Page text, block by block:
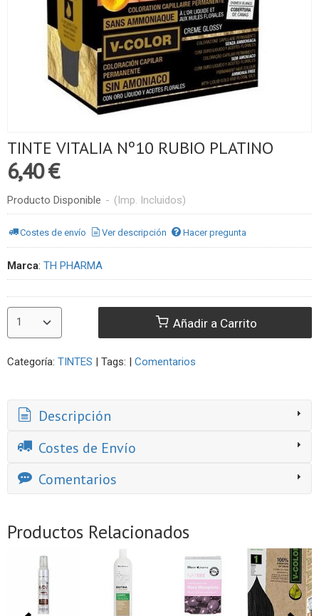
TINTE VITALIA Nº10 RUBIO PLATINO
6,40 €
Producto Disponible - (Imp. Incluidos)
Costes de envío Ver descripción Hacer pregunta
Marca: TH PHARMA
Añadir a Carrito
Categoría: TINTES | Tags: | Comentarios
Descripción
Costes de Envío
Comentarios
Productos Relacionados